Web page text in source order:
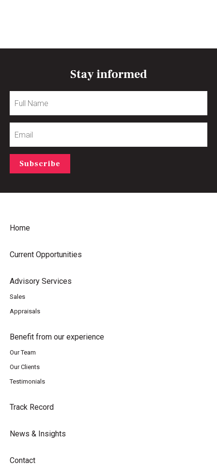
Stay informed
Name
Subscribe
Home
Current Opportunities
Advisory Services
Sales
Appraisals
Benefit from our experience
Our Team
Our Clients
Testimonials
Track Record
News & Insights
Contact